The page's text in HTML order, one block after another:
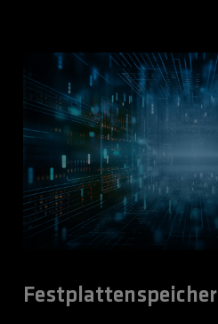
Festplattenspeicher